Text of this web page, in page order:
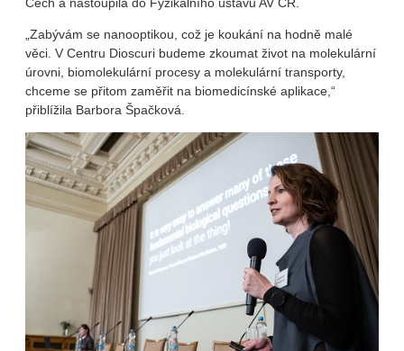
„Zabývám se nanooptikou, což je koukání na hodně malé
věci. V Centru Dioscuri budeme zkoumat život na molekulární
úrovni, biomolekulární procesy a molekulární transporty,
chceme se přitom zaměřit na biomedicínské aplikace,“
přiblížila Barbora Špačková.